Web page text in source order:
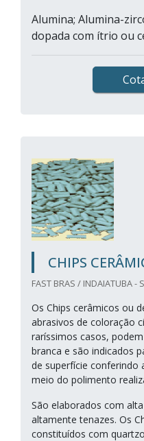
Alumina; Alumina-
dopada com ítrio ou
CHIPS
FAST BRAS / INDAIATUBA -
Os Chips cerâmicos ou
abrasivos de coloração
raríssimos casos,
branca e são indicados
de superfície conferindo
meio do polimento
São elaborados com
altamente tenazes. Os
constituídos com